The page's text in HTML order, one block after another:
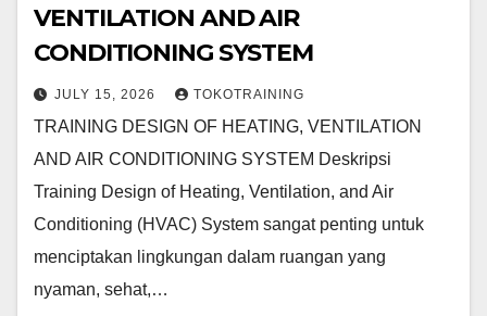
VENTILATION AND AIR
CONDITIONING SYSTEM
JULY 15, 2026 TOKOTRAINING
TRAINING DESIGN OF HEATING, VENTILATION
AND AIR CONDITIONING SYSTEM Deskripsi
Training Design of Heating, Ventilation, and Air
Conditioning (HVAC) System sangat penting untuk
menciptakan lingkungan dalam ruangan yang
nyaman, sehat,…